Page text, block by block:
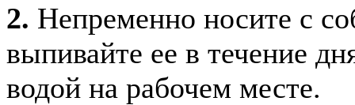
2. Непременно носите с
выпивайте ее в течение
водой на рабочем месте.